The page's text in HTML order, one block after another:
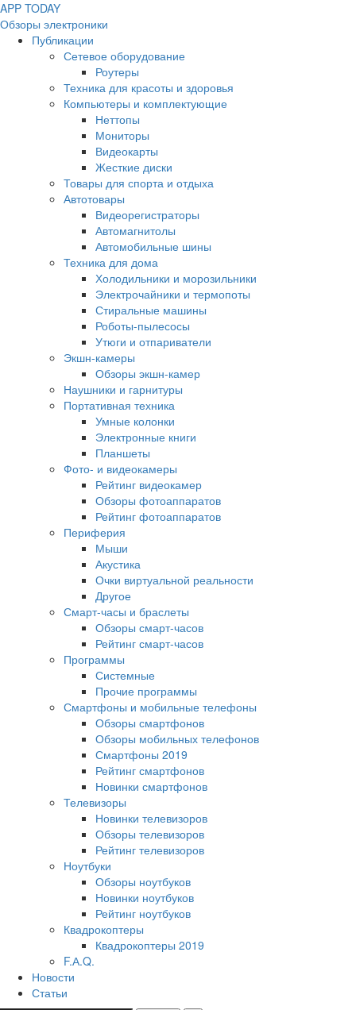
APP TODAY
Обзоры электроники
Публикации
Сетевое оборудование
Роутеры
Техника для красоты и здоровья
Компьютеры и комплектующие
Неттопы
Мониторы
Видеокарты
Жесткие диски
Товары для спорта и отдыха
Автотовары
Видеорегистраторы
Автомагнитолы
Автомобильные шины
Техника для дома
Холодильники и морозильники
Электрочайники и термопоты
Стиральные машины
Роботы-пылесосы
Утюги и отпариватели
Экшн-камеры
Обзоры экшн-камер
Наушники и гарнитуры
Портативная техника
Умные колонки
Электронные книги
Планшеты
Фото- и видеокамеры
Рейтинг видеокамер
Обзоры фотоаппаратов
Рейтинг фотоаппаратов
Периферия
Мыши
Акустика
Очки виртуальной реальности
Другое
Смарт-часы и браслеты
Обзоры смарт-часов
Рейтинг смарт-часов
Программы
Системные
Прочие программы
Смартфоны и мобильные телефоны
Обзоры смартфонов
Обзоры мобильных телефонов
Смартфоны 2019
Рейтинг смартфонов
Новинки смартфонов
Телевизоры
Новинки телевизоров
Обзоры телевизоров
Рейтинг телевизоров
Ноутбуки
Обзоры ноутбуков
Новинки ноутбуков
Рейтинг ноутбуков
Квадрокоптеры
Квадрокоптеры 2019
F.А.Q.
Новости
Статьи